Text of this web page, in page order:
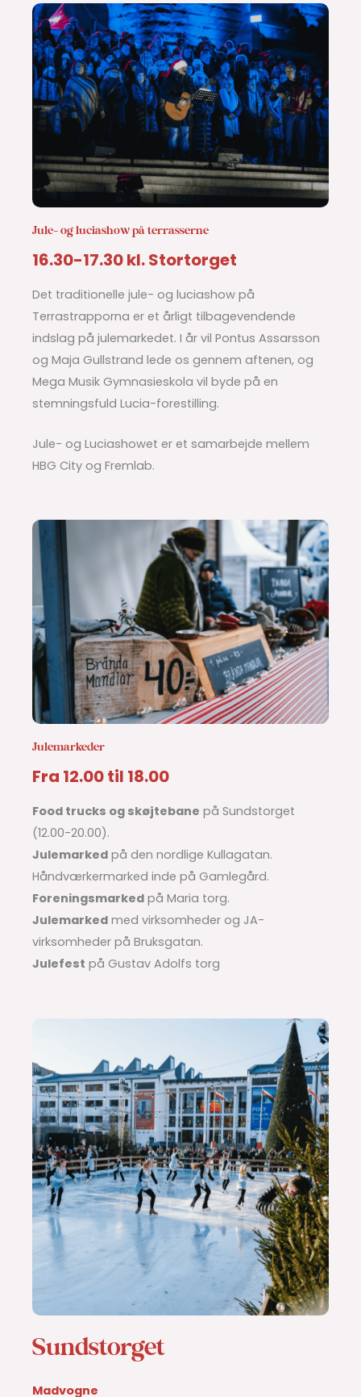
Jule- og luciashow på terrasserne
16.30-17.30 kl. Stortorget
Det traditionelle jule- og luciashow på
Terrastrapporna er et årligt tilbagevendende
indslag på julemarkedet. I år vil Pontus Assarsson
og Maja Gullstrand lede os gennem aftenen, og
Mega Musik Gymnasieskola vil byde på en
stemningsfuld Lucia-forestilling.
Jule- og Luciashowet er et samarbejde mellem
HBG City og Fremlab.
Julemarkeder
Fra 12.00 til 18.00
Food trucks og skøjtebane på Sundstorget
(12.00-20.00).
Julemarked på den nordlige Kullagatan.
Håndværkermarked inde på Gamlegård.
Foreningsmarked på Maria torg.
Julemarked med virksomheder og JA-
virksomheder på Bruksgatan.
Julefest på Gustav Adolfs torg
Sundstorget
Madvogne